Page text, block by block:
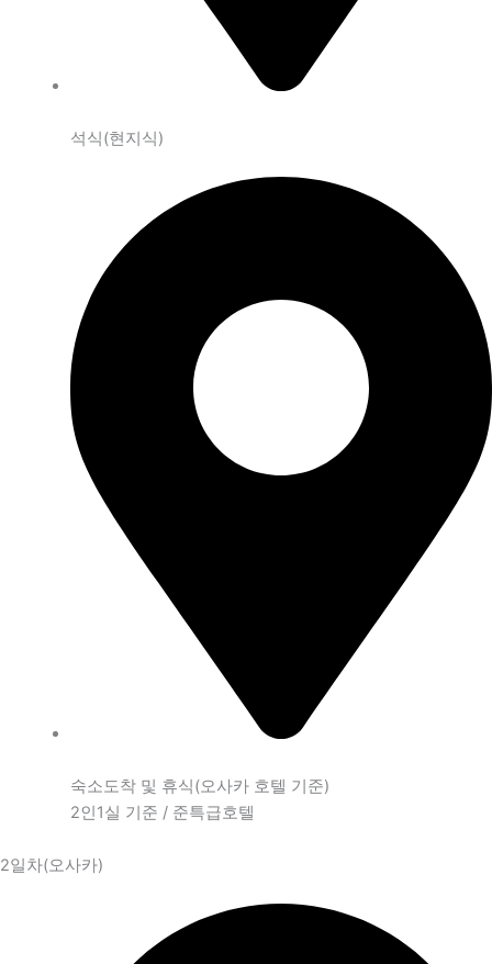
석식(현지식)
숙소도착 및 휴식(오사카 호텔 기준)
2인1실 기준 / 준특급호텔
2일차(오사카)